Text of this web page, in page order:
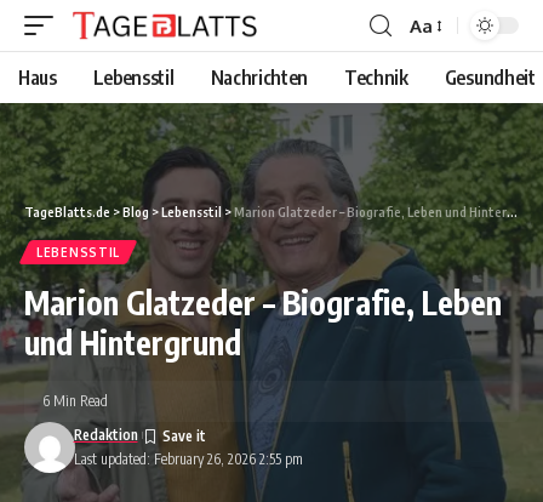
Font
Resizer
Aa
Haus Lebensstil Nachrichten Technik Gesundheit
TageBlatts.de >Blog>Lebensstil>Marion Glatzeder – Biografie, Leben und Hintergrund
LEBENSSTIL
Marion Glatzeder – Biografie, Leben
und Hintergrund
Last updated: February 26, 2026 2:55 pm
Redaktion
6 Min Read